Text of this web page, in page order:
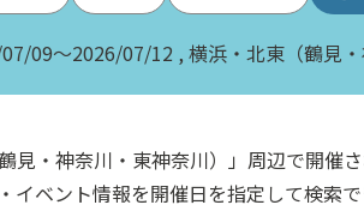
09～2026/07/12 横浜・北東（鶴見・
見・神奈川・東神奈川）」周辺で開催
イベント情報を開催日を指定して検索で